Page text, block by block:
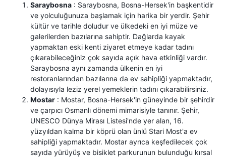
Saraybosna : Saraybosna, Bosna-Hersek'in başkentidir
ve yolculuğunuza başlamak için harika bir yerdir. Şehir
kültür ve tarihle doludur ve ülkedeki en iyi müze ve
galerilerden bazılarına sahiptir. Dağlarda kayak
yapmaktan eski kenti ziyaret etmeye kadar tadını
çıkarabileceğiniz çok sayıda açık hava etkinliği vardır.
Saraybosna aynı zamanda ülkenin en iyi
restoranlarından bazılarına da ev sahipliği yapmaktadır,
dolayısıyla leziz yerel yemeklerin tadını çıkarabilirsiniz.
Mostar : Mostar, Bosna-Hersek'in güneyinde bir şehirdir
ve çarpıcı Osmanlı dönemi mimarisiyle tanınır. Şehir,
UNESCO Dünya Mirası Listesi'nde yer alan, 16.
yüzyıldan kalma bir köprü olan ünlü Stari Most'a ev
sahipliği yapmaktadır. Mostar ayrıca keşfedilecek çok
sayıda yürüyüş ve bisiklet parkurunun bulunduğu kırsal